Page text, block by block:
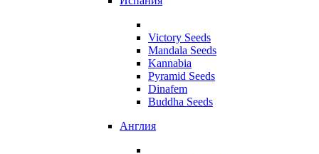
Victory Seeds
Mandala Seeds
Kannabia
Pyramid Seeds
Dinafem
Buddha Seeds
Англия